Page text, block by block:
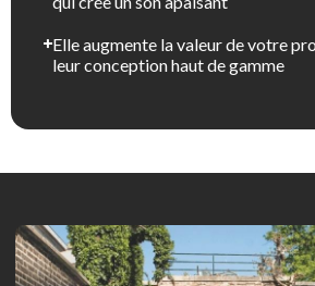
Elle augmente la valeur de votre
leur conception haut de gamme